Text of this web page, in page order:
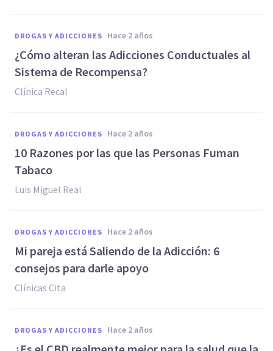
DROGAS Y ADICCIONES hace 2 años
¿Cómo alteran las Adicciones Conductuales al
Sistema de Recompensa?
Clínica Recal
DROGAS Y ADICCIONES hace 2 años
10 Razones por las que las Personas Fuman
Tabaco
Luis Miguel Real
DROGAS Y ADICCIONES hace 2 años
Mi pareja está Saliendo de la Adicción: 6
consejos para darle apoyo
Clínicas Cita
DROGAS Y ADICCIONES hace 2 años